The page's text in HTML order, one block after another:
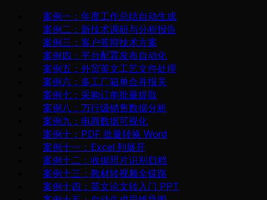
案例一：年度工作总结自动生成
案例二：新技术调研与分析报告
案例三：客户答辩技术方案
案例四：平台配置发布自动化
案例五：外贸英文工艺文件处理
案例六：多工厂箱单合并报关
案例七：采购订单批量提取
案例八：万行级销售数据分析
案例九：电商数据可视化
案例十：PDF 批量转换 Word
案例十一：Excel 列展开
案例十二：收据照片识别归档
案例十三：教材转视频全链路
案例十四：英文论文转入门 PPT